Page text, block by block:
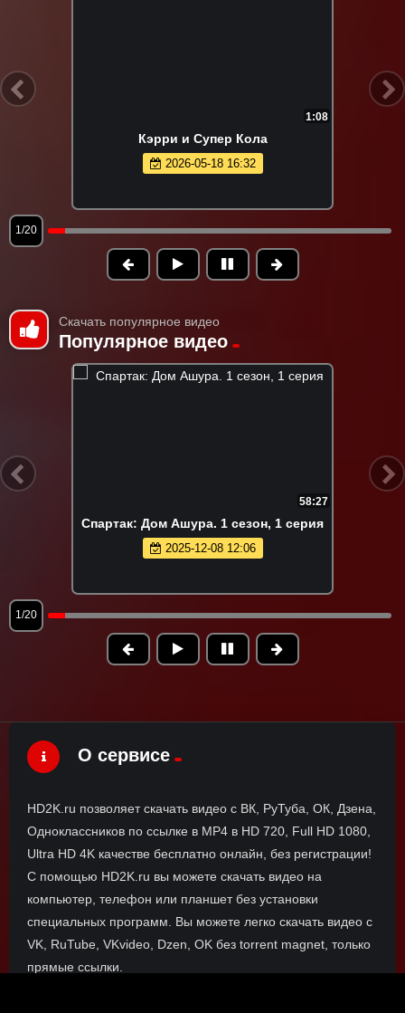
1:08
Кэрри и Супер Кола
2026-05-18 16:32
1/20
Скачать популярное видео
Популярное видео
58:27
Спартак: Дом Ашура. 1 сезон, 1 серия
2025-12-08 12:06
1/20
О сервисе
HD2K.ru позволяет скачать видео с ВК, РуТуба, ОК, Дзена,
Одноклассников по ссылке в MP4 в HD 720, Full HD 1080,
Ultra HD 4K качестве бесплатно онлайн, без регистрации!
С помощью HD2K.ru вы можете скачать видео на
компьютер, телефон или планшет без установки
специальных программ. Вы можете легко скачать видео с
VK, RuTube, VKvideo, Dzen, OK без torrent magnet, только
прямые ссылки.